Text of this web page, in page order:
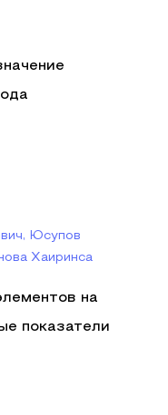
Юсупов
Хаиринса
на
показатели